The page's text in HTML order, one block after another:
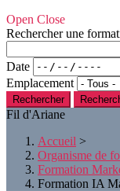
Open Close
Rechercher une
Date
Emplacement
Fil d'Ariane
Accueil >
Organisme de
Formation
Formation IA